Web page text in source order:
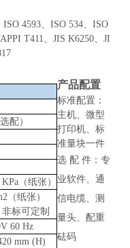
4593、ISO 534、ISO
T411、JIS K6250、JI
配）
（纸张）
（纸张）
标可定制
60 Hz
mm (H)
产品配置
标准配置：
主机、微型
打印机、标
准量块一件
选 配 件：专
业软件、通
信电缆、测
量头、配重
砝码